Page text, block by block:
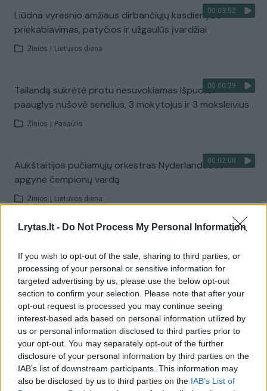
Lrytas.lt - Do Not Process My Personal Information
If you wish to opt-out of the sale, sharing to third parties, or
processing of your personal or sensitive information for
targeted advertising by us, please use the below opt-out
section to confirm your selection. Please note that after your
opt-out request is processed you may continue seeing
interest-based ads based on personal information utilized by
us or personal information disclosed to third parties prior to
your opt-out. You may separately opt-out of the further
disclosure of your personal information by third parties on the
IAB’s list of downstream participants. This information may
also be disclosed by us to third parties on the IAB’s List of
00:03:52
Liūdna vyresnio amžiaus dirbančiųjų kasdienybė –
priekabiavimas, patyčios ir užgaulūs įvardžiai
Žinios Lietuvos diena
00:00:29
Tailandą sukrėtė protu nesuvokiamas išpuolis:
paauglys nušovė senelius, 3 mokytojus ir 3 moksleivius
Žinios Pasaulis
00:02:08
Aukštaitijos pučiamųjų orkestras Nyderlanduose
apgynė čempionų vardą
Žinios Lietuvos diena
Žiūrimiausi įrašai
00:00:30
Vaizdai iš tragiškos avarijos Vilniaus r.: dviejų moterų ir
vaiko gyvybių išgelbėti nepavyko
Žinios Lietuvos diena